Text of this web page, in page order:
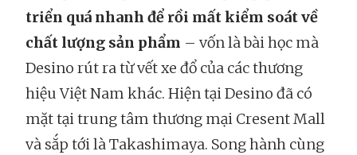
triển quá nhanh để rồi mất kiểm soát về
chất lượng sản phẩm – vốn là bài học mà
Desino rút ra từ vết xe đổ của các thương
hiệu Việt Nam khác. Hiện tại Desino đã có
mặt tại trung tâm thương mại Cresent Mall
và sắp tới là Takashimaya. Song hành cùng